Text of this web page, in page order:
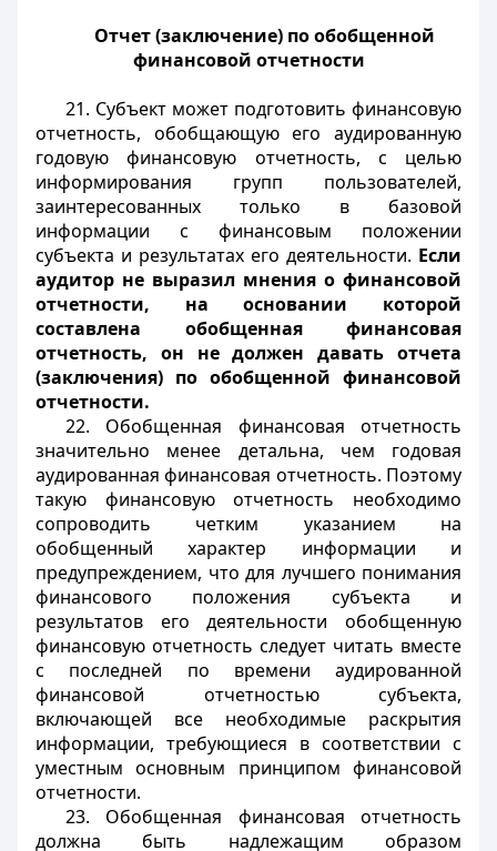
Отчет (заключение) по обобщенной
финансовой отчетности
21. Субъект может подготовить финансовую
отчетность, обобщающую его аудированную
годовую финансовую отчетность, с целью
информирования групп пользователей,
заинтересованных только в базовой
информации с финансовым положении
субъекта и результатах его деятельности. Если
аудитор не выразил мнения о финансовой
отчетности, на основании которой
составлена обобщенная финансовая
отчетность, он не должен давать отчета
(заключения) по обобщенной финансовой
отчетности.
22. Обобщенная финансовая отчетность
значительно менее детальна, чем годовая
аудированная финансовая отчетность. Поэтому
такую финансовую отчетность необходимо
сопроводить четким указанием на
обобщенный характер информации и
предупреждением, что для лучшего понимания
финансового положения субъекта и
результатов его деятельности обобщенную
финансовую отчетность следует читать вместе
с последней по времени аудированной
финансовой отчетностью субъекта,
включающей все необходимые раскрытия
информации, требующиеся в соответствии с
уместным основным принципом финансовой
отчетности.
23. Обобщенная финансовая отчетность
должна быть надлежащим образом